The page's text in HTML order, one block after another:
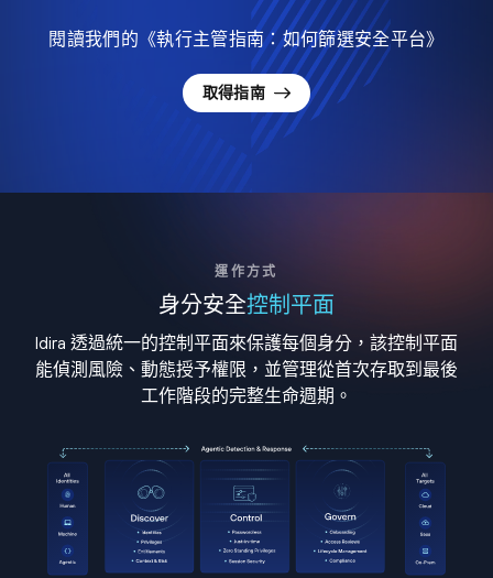
閱讀我們的《執行主管指南：如何篩選安全平台》
取得指南
運作方式
身分安全控制平面
Idira 透過統一的控制平面來保護每個身分，該控制平面
能偵測風險、動態授予權限，並管理從首次存取到最後
工作階段的完整生命週期。